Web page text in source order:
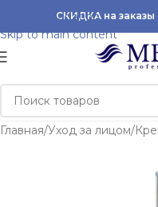
Skip to navigation
Skip to main content
СКИДКА на заказы
Главная/Уход за лицом/